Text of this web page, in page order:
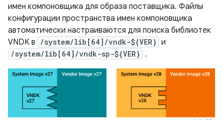
имен компоновщика для образа поставщика. Файлы
конфигурации пространства имен компоновщика
автоматически настраиваются для поиска библиотек
VNDK в
/system/lib[64]/vndk-${VER} и
/system/lib[64]/vndk-sp-${VER} .